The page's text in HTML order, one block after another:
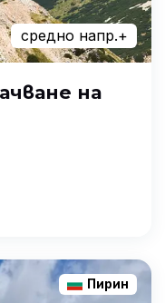
средно напр.+
на
Пирин